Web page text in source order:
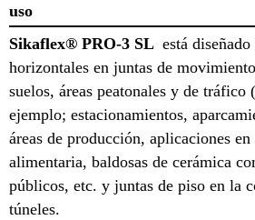
uso
Sikaflex® PRO-3 SL está
horizontales en juntas de
suelos, áreas peatonales y de tráfico
ejemplo; estacionamientos,
áreas de producción, aplicaciones
alimentaria, baldosas de cerámica
públicos, etc. y juntas de piso en la
túneles.